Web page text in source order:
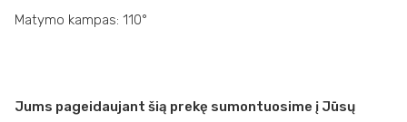
Matymo kampas: 110°
Jums pageidaujant šią prekę sumontuosime į Jūsų